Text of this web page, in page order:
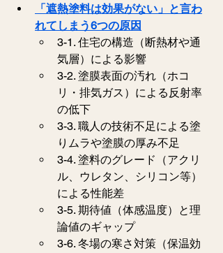
「遮熱塗料は効果がない」と言わ
れてしまう6つの原因
3-1. 住宅の構造（断熱材や通
気層）による影響
3-2. 塗膜表面の汚れ（ホコ
リ・排気ガス）による反射率
の低下
3-3. 職人の技術不足による塗
りムラや塗膜の厚み不足
3-4. 塗料のグレード（アクリ
ル、ウレタン、シリコン等）
による性能差
3-5. 期待値（体感温度）と理
論値のギャップ
3-6. 冬場の寒さ対策（保温効